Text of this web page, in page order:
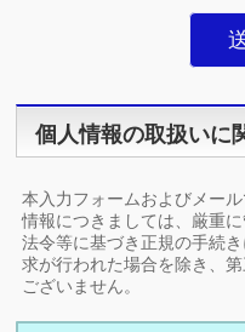
個人情報の取扱いに
本入力フォームおよびメー
情報につきましては、厳重
法令等に基づき正規の手続
求が行われた場合を除き、
ございません。